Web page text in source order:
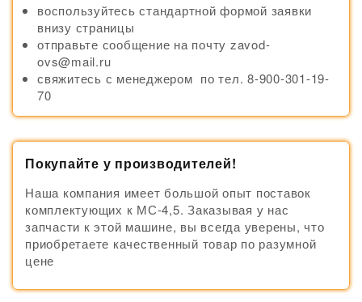
воспользуйтесь стандартной формой заявки
внизу страницы
отправьте сообщение на почту zavod-
ovs@mail.ru
свяжитесь с менеджером по тел. 8-900-301-19-
70
Покупайте у производителей!
Наша компания имеет большой опыт поставок
комплектующих к МС-4,5. Заказывая у нас
запчасти к этой машине, вы всегда уверены, что
приобретаете качественный товар по разумной
цене